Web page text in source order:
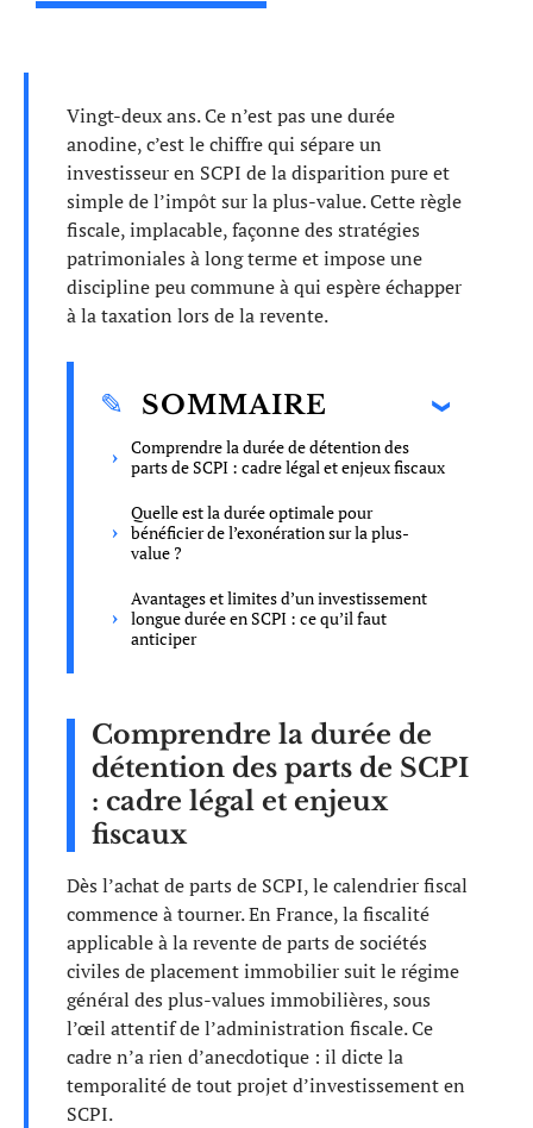
Vingt-deux ans. Ce n’est pas une durée
anodine, c’est le chiffre qui sépare un
investisseur en SCPI de la disparition pure et
simple de l’impôt sur la plus-value. Cette règle
fiscale, implacable, façonne des stratégies
patrimoniales à long terme et impose une
discipline peu commune à qui espère échapper
à la taxation lors de la revente.
SOMMAIRE
Comprendre la durée de détention des
parts de SCPI : cadre légal et enjeux fiscaux
Quelle est la durée optimale pour
bénéficier de l’exonération sur la plus-
value ?
Avantages et limites d’un investissement
longue durée en SCPI : ce qu’il faut
anticiper
Comprendre la durée de
détention des parts de SCPI
: cadre légal et enjeux
fiscaux
Dès l’achat de parts de SCPI, le calendrier fiscal
commence à tourner. En France, la fiscalité
applicable à la revente de parts de sociétés
civiles de placement immobilier suit le régime
général des plus-values immobilières, sous
l’œil attentif de l’administration fiscale. Ce
cadre n’a rien d’anecdotique : il dicte la
temporalité de tout projet d’investissement en
SCPI.